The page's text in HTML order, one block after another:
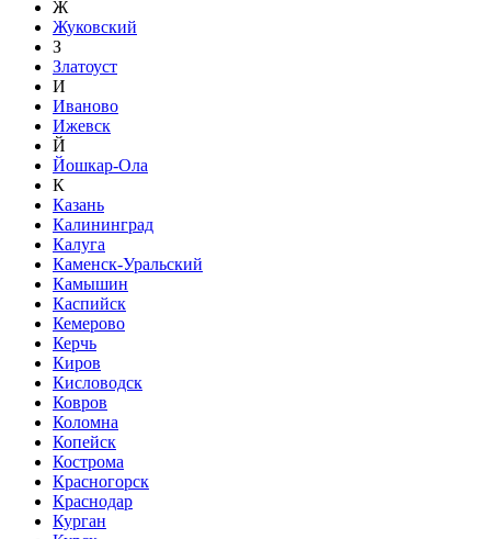
Ж
Жуковский
З
Златоуст
И
Иваново
Ижевск
Й
Йошкар-Ола
К
Казань
Калининград
Калуга
Каменск-Уральский
Камышин
Каспийск
Кемерово
Керчь
Киров
Кисловодск
Ковров
Коломна
Копейск
Кострома
Красногорск
Краснодар
Курган